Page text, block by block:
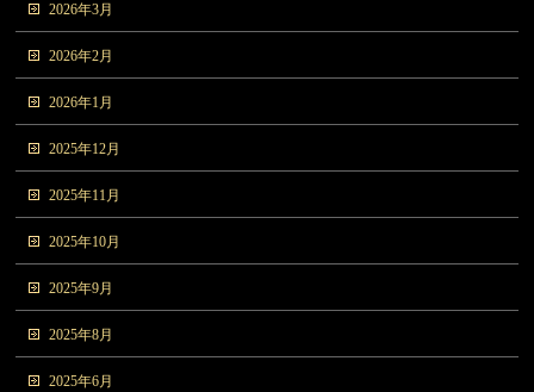
2026年3月
2026年2月
2026年1月
2025年12月
2025年11月
2025年10月
2025年9月
2025年8月
2025年6月